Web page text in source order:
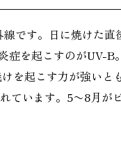
です。日に焼けた
を起こすのがUV-B。
起こす力が強いと
ています。5〜8月が